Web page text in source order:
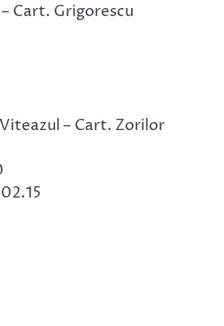
Cart. Grigorescu
– Cart. Zorilor